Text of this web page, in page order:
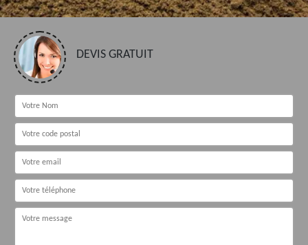
DEVIS GRATUIT